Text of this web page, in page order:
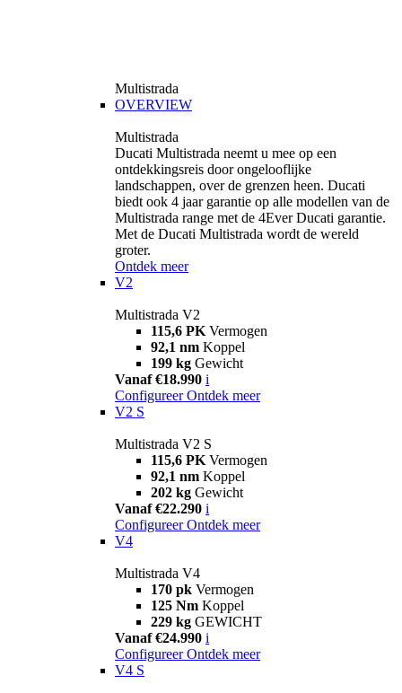
Multistrada
OVERVIEW
Multistrada
Ducati Multistrada neemt u mee op een
ontdekkingsreis door ongelooflijke
landschappen, over de grenzen heen. Ducati
biedt ook 4 jaar garantie op alle modellen van de
Multistrada range met de 4Ever Ducati garantie.
Met de Ducati Multistrada wordt de wereld
groter.
Ontdek meer
V2
Multistrada V2
115,6 PK Vermogen
92,1 nm Koppel
199 kg Gewicht
Vanaf €18.990 i
Configureer Ontdek meer
V2 S
Multistrada V2 S
115,6 PK Vermogen
92,1 nm Koppel
202 kg Gewicht
Vanaf €22.290 i
Configureer Ontdek meer
V4
Multistrada V4
170 pk Vermogen
125 Nm Koppel
229 kg GEWICHT
Vanaf €24.990 i
Configureer Ontdek meer
V4 S